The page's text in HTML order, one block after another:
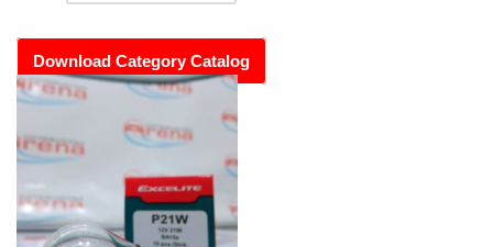
Download Category Catalog